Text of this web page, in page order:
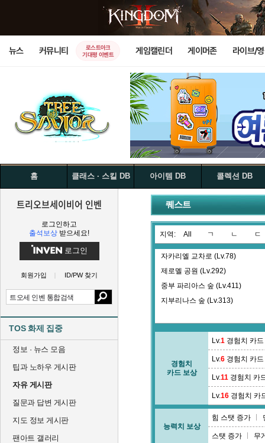
뉴스 커뮤니티
로스트아크
기대평 이벤트
게임캘린더 게이머존 라이브/
홈 클래스 · 스킬 DB 아이템 DB 콜렉션 DB
트리오브세이비어 인벤
로그인하고
출석보상 받으세요!
로그인
회원가입 ID/PW 찾기
TOS 화제 집중
정보 · 뉴스 모음
팁과 노하우 게시판
자유 게시판
질문과 답변 게시판
지도 정보 게시판
팬아트 갤러리
퀘스트
지역: All ㄱ ㄴ ㄷ
자카리엘 교차로 (Lv.78)
제로멜 공원 (Lv.292)
중부 파리아스 숲 (Lv.411)
지부리나스 숲 (Lv.313)
경험치
카드 보상
Lv.1 경험치 카드
Lv.6 경험치 카드
Lv.11 경험치 카
Lv.16 경험치 카
능력치 보상
힘 스탯 증가
스탯 증가 무